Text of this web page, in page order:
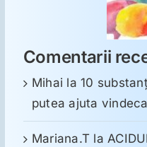
Comentarii
Mihai la10
putea ajuta
Mariana.T la